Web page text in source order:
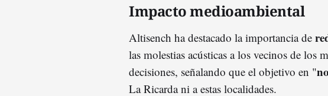
Impacto medioambiental
Altisench ha destacado la importancia de
las molestias acústicas a los vecinos de los
decisiones, señalando que el objetivo en "
La Ricarda ni a estas localidades.